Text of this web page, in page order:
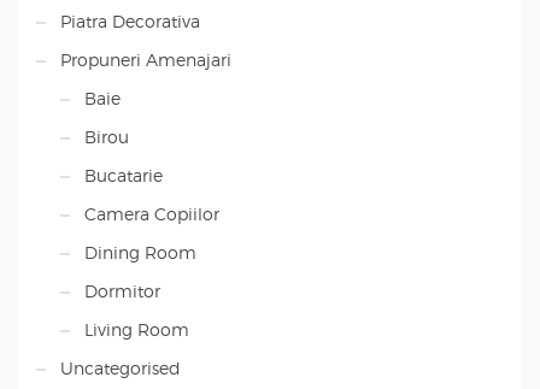
Piatra Decorativa
Propuneri Amenajari
Baie
Birou
Bucatarie
Camera Copiilor
Dining Room
Dormitor
Living Room
Uncategorised